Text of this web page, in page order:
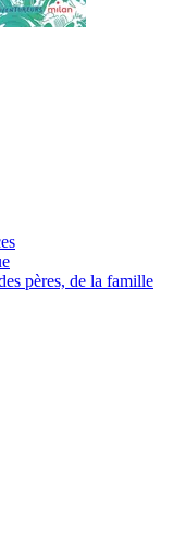
pères, de la famille